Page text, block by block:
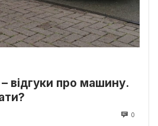
відгуки про машину.
0